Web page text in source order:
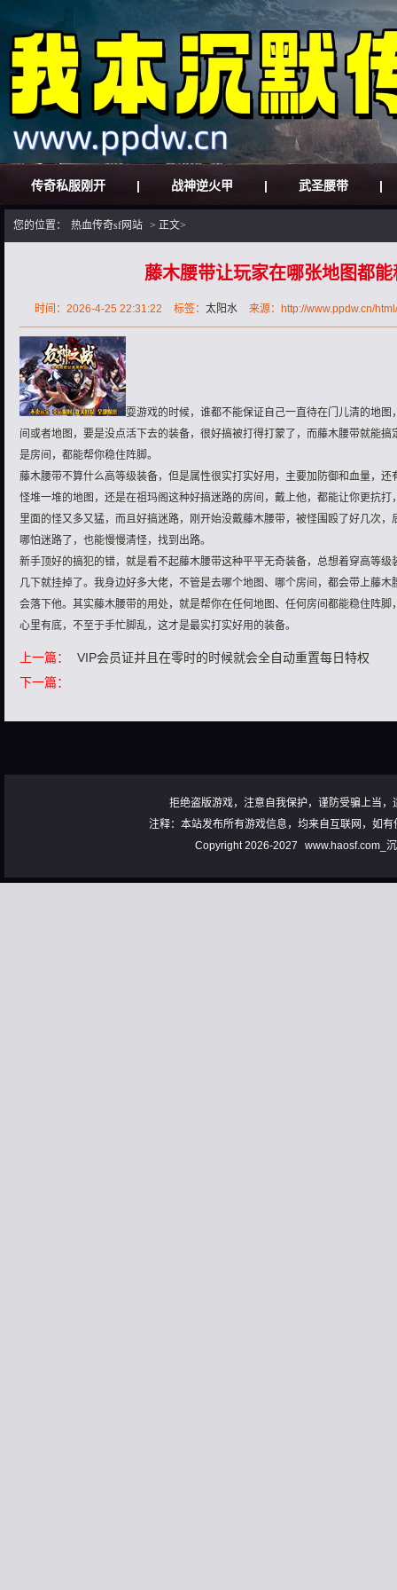
传奇私服刚开 | 战神逆火甲 | 武圣腰带 |
您的位置： 热血传奇sf网站 > 正文>
藤木腰带让玩家在哪张地图都
时间：2026-4-25 22:31:22 标签： 太阳水 来源：http://www.ppdw.cn/
耍游戏的时候，谁都不能保证自己一直待在门儿清的地
间或者地图，要是没点活下去的装备，很好搞被打得打蒙了，而藤木腰带就能
是房间，都能帮你稳住阵脚。
藤木腰带不算什么高等级装备，但是属性很实打实好用，主要加防御和血量，
怪堆一堆的地图，还是在祖玛阁这种好搞迷路的房间，戴上他，都能让你更抗
里面的怪又多又猛，而且好搞迷路，刚开始没戴藤木腰带，被怪围殴了好几次
哪怕迷路了，也能慢慢清怪，找到出路。
新手顶好的搞犯的错，就是看不起藤木腰带这种平平无奇装备，总想着穿高等
几下就挂掉了。我身边好多大佬，不管是去哪个地图、哪个房间，都会带上藤
会落下他。其实藤木腰带的用处，就是帮你在任何地图、任何房间都能稳住阵
心里有底，不至于手忙脚乱，这才是最实打实好用的装备。
上一篇：
VIP会员证并且在零时的时候就会全自动重置每日特权
下一篇：
拒绝盗版游戏，注意自我保护，谨防受骗上当
注释：本站发布所有游戏信息，均来自互联网，如
Copyright 2026-2027
www.haosf.com_